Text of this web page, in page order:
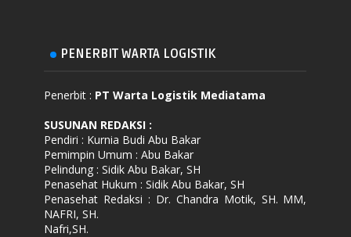
PENERBIT WARTA LOGISTIK
Penerbit : PT Warta Logistik Mediatama
SUSUNAN REDAKSI :
Pendiri : Kurnia Budi Abu Bakar
Pemimpin Umum : Abu Bakar
Pelindung : Sidik Abu Bakar, SH
Penasehat Hukum : Sidik Abu Bakar, SH
Penasehat Redaksi : Dr. Chandra Motik, SH. MM,
NAFRI, SH.
Nafri,SH.